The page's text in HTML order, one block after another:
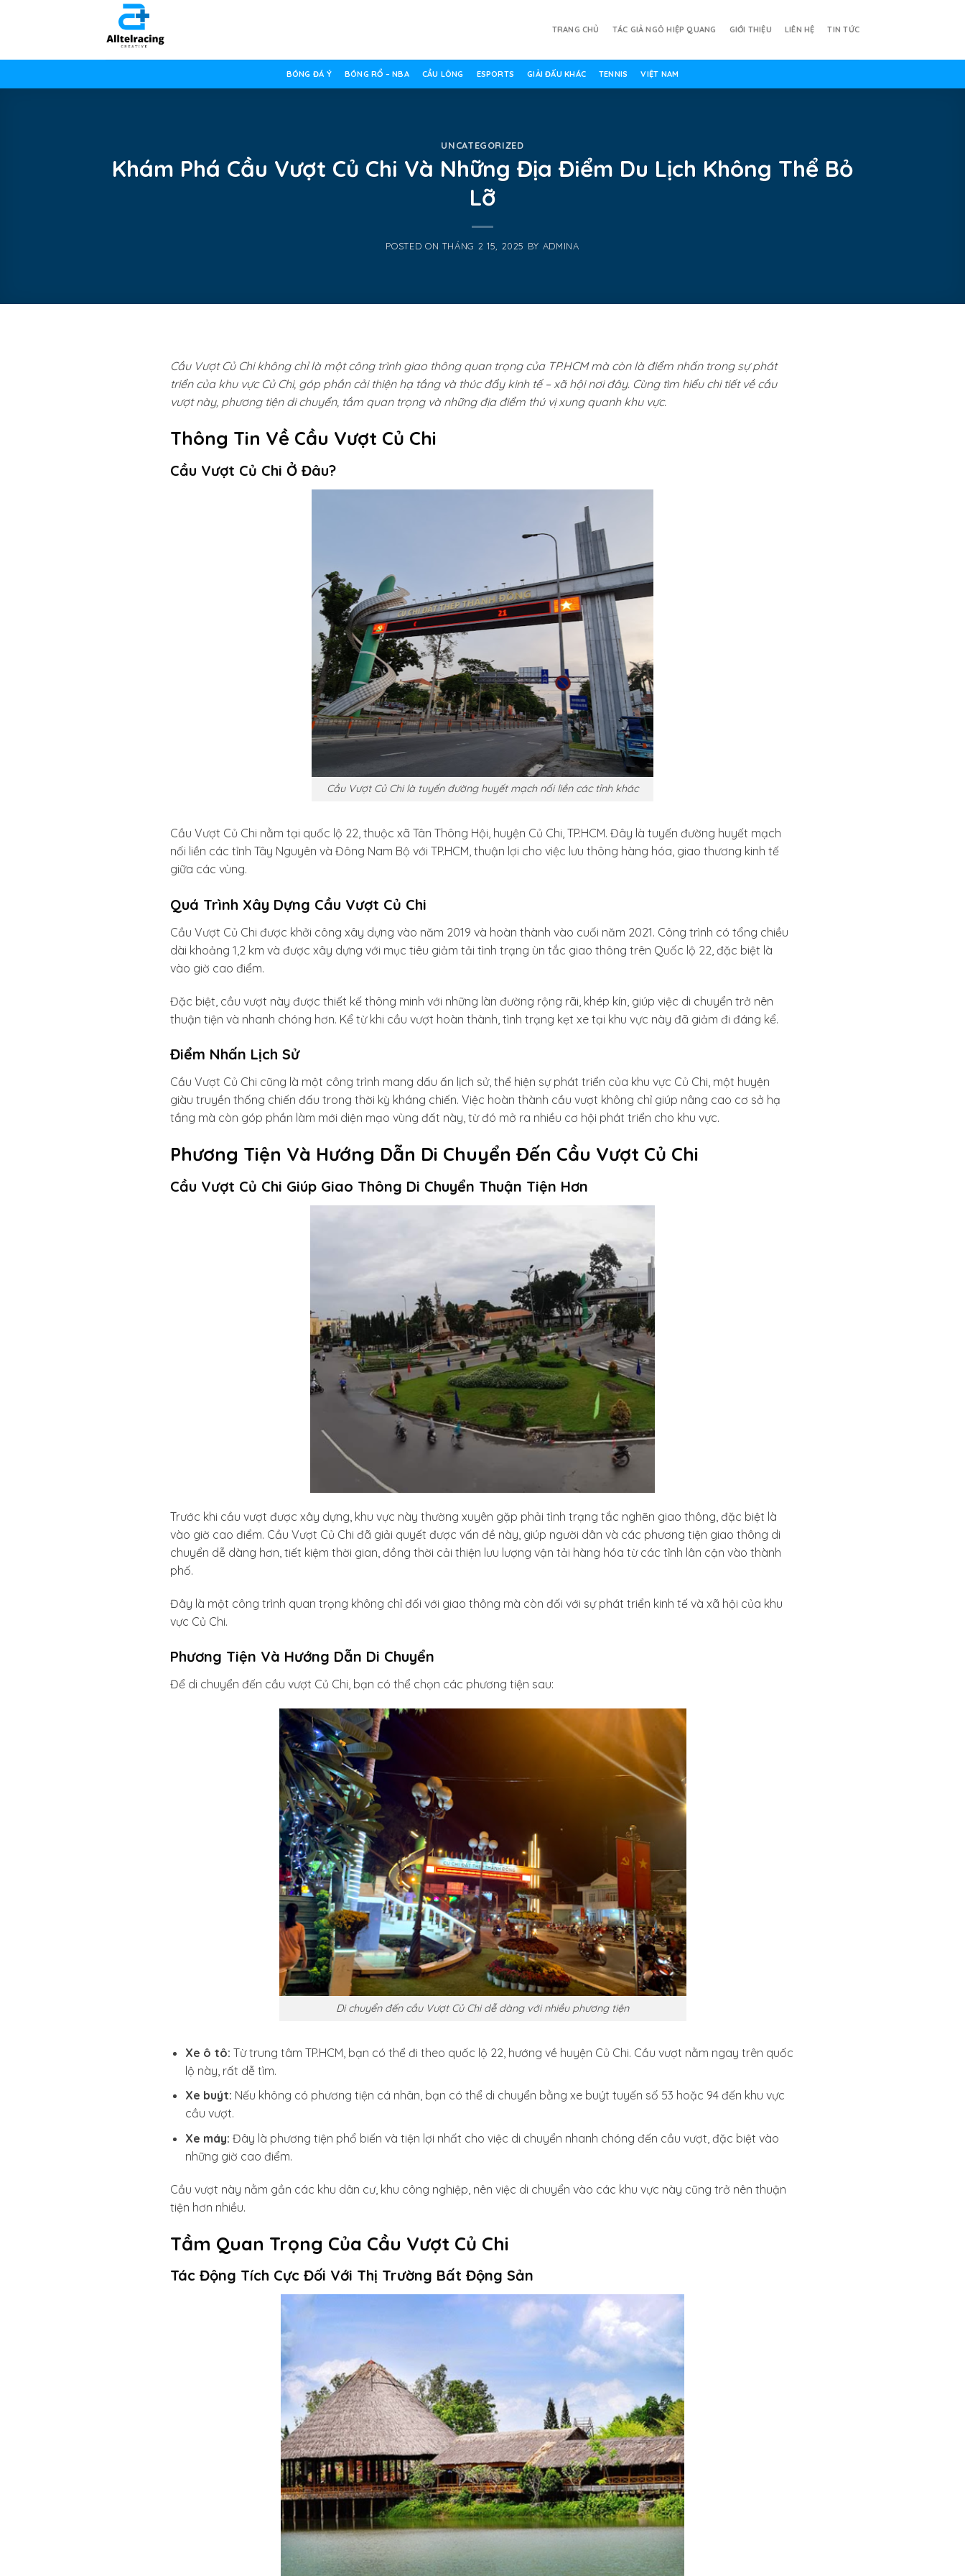
TRANG CHỦ TÁC GIẢ NGÔ HIỆP QUANG GIỚI THIỆU LIÊN HỆ TIN TỨC
BÓNG ĐÁ Ý BÓNG RỔ – NBA CẦU LÔNG ESPORTS GIẢI ĐẤU KHÁC TENNIS VIỆT NAM
UNCATEGORIZED
Khám Phá Cầu Vượt Củ Chi Và Những Địa Điểm Du Lịch Không Thể Bỏ
Lỡ
POSTED ON THÁNG 2 15, 2025 BY ADMINA
Cầu Vượt Củ Chikhông chỉ là một công trình giao thông quan trọng của TP.HCM mà còn là điểm nhấn trong sự phát
triển của khu vực Củ Chi, góp phần cải thiện hạ tầng và thúc đẩy kinh tế – xã hội nơi đây. Cùng tìm hiểu chi tiết về cầu
vượt này, phương tiện di chuyển, tầm quan trọng và những địa điểm thú vị xung quanh khu vực.
Thông Tin Về Cầu Vượt Củ Chi
Cầu Vượt Củ Chi Ở Đâu?
Cầu Vượt Củ Chi là tuyến đường huyết mạch nối liền các tỉnh khác
Cầu Vượt Củ Chi nằm tại quốc lộ 22, thuộc xã Tân Thông Hội, huyện Củ Chi, TP.HCM. Đây là tuyến đường huyết mạch
nối liền các tỉnh Tây Nguyên và Đông Nam Bộ với TP.HCM, thuận lợi cho việc lưu thông hàng hóa, giao thương kinh tế
giữa các vùng.
Quá Trình Xây Dựng Cầu Vượt Củ Chi
Cầu Vượt Củ Chi được khởi công xây dựng vào năm 2019 và hoàn thành vào cuối năm 2021. Công trình có tổng chiều
dài khoảng 1,2 km và được xây dựng với mục tiêu giảm tải tình trạng ùn tắc giao thông trên Quốc lộ 22, đặc biệt là
vào giờ cao điểm.
Đặc biệt, cầu vượt này được thiết kế thông minh với những làn đường rộng rãi, khép kín, giúp việc di chuyển trở nên
thuận tiện và nhanh chóng hơn. Kể từ khi cầu vượt hoàn thành, tình trạng kẹt xe tại khu vực này đã giảm đi đáng kể.
Điểm Nhấn Lịch Sử
Cầu Vượt Củ Chi cũng là một công trình mang dấu ấn lịch sử, thể hiện sự phát triển của khu vực Củ Chi, một huyện
giàu truyền thống chiến đấu trong thời kỳ kháng chiến. Việc hoàn thành cầu vượt không chỉ giúp nâng cao cơ sở hạ
tầng mà còn góp phần làm mới diện mạo vùng đất này, từ đó mở ra nhiều cơ hội phát triển cho khu vực.
Phương Tiện Và Hướng Dẫn Di Chuyển Đến Cầu Vượt Củ Chi
Cầu Vượt Củ Chi Giúp Giao Thông Di Chuyển Thuận Tiện Hơn
Trước khi cầu vượt được xây dựng, khu vực này thường xuyên gặp phải tình trạng tắc nghẽn giao thông, đặc biệt là
vào giờ cao điểm. Cầu Vượt Củ Chi đã giải quyết được vấn đề này, giúp người dân và các phương tiện giao thông di
chuyển dễ dàng hơn, tiết kiệm thời gian, đồng thời cải thiện lưu lượng vận tải hàng hóa từ các tỉnh lân cận vào thành
phố.
Đây là một công trình quan trọng không chỉ đối với giao thông mà còn đối với sự phát triển kinh tế và xã hội của khu
vực Củ Chi.
Phương Tiện Và Hướng Dẫn Di Chuyển
Để di chuyển đến cầu vượt Củ Chi, bạn có thể chọn các phương tiện sau:
Di chuyển đến cầu Vượt Củ Chi dễ dàng với nhiều phương tiện
Xe ô tô: Từ trung tâm TP.HCM, bạn có thể đi theo quốc lộ 22, hướng về huyện Củ Chi. Cầu vượt nằm ngay trên quốc
lộ này, rất dễ tìm.
Xe buýt: Nếu không có phương tiện cá nhân, bạn có thể di chuyển bằng xe buýt tuyến số 53 hoặc 94 đến khu vực
cầu vượt.
Xe máy: Đây là phương tiện phổ biến và tiện lợi nhất cho việc di chuyển nhanh chóng đến cầu vượt, đặc biệt vào
những giờ cao điểm.
Cầu vượt này nằm gần các khu dân cư, khu công nghiệp, nên việc di chuyển vào các khu vực này cũng trở nên thuận
tiện hơn nhiều.
Tầm Quan Trọng Của Cầu Vượt Củ Chi
Tác Động Tích Cực Đối Với Thị Trường Bất Động Sản